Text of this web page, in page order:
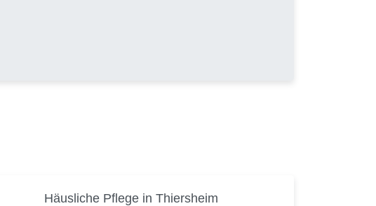
Häusliche Pflege in Thiersheim